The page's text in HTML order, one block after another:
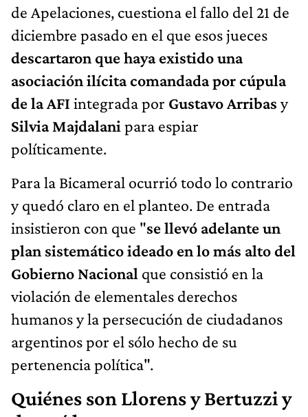
de Apelaciones, cuestiona el fallo del 21 de
diciembre pasado en el que esos jueces
descartaron que haya existido una
asociación ilícita comandada por cúpula
de la AFI integrada por Gustavo Arribas y
Silvia Majdalani para espiar
políticamente.
Para la Bicameral ocurrió todo lo contrario
y quedó claro en el planteo. De entrada
insistieron con que "se llevó adelante un
plan sistemático ideado en lo más alto del
Gobierno Nacional que consistió en la
violación de elementales derechos
humanos y la persecución de ciudadanos
argentinos por el sólo hecho de su
pertenencia política".
Quiénes son Llorens y Bertuzzi y